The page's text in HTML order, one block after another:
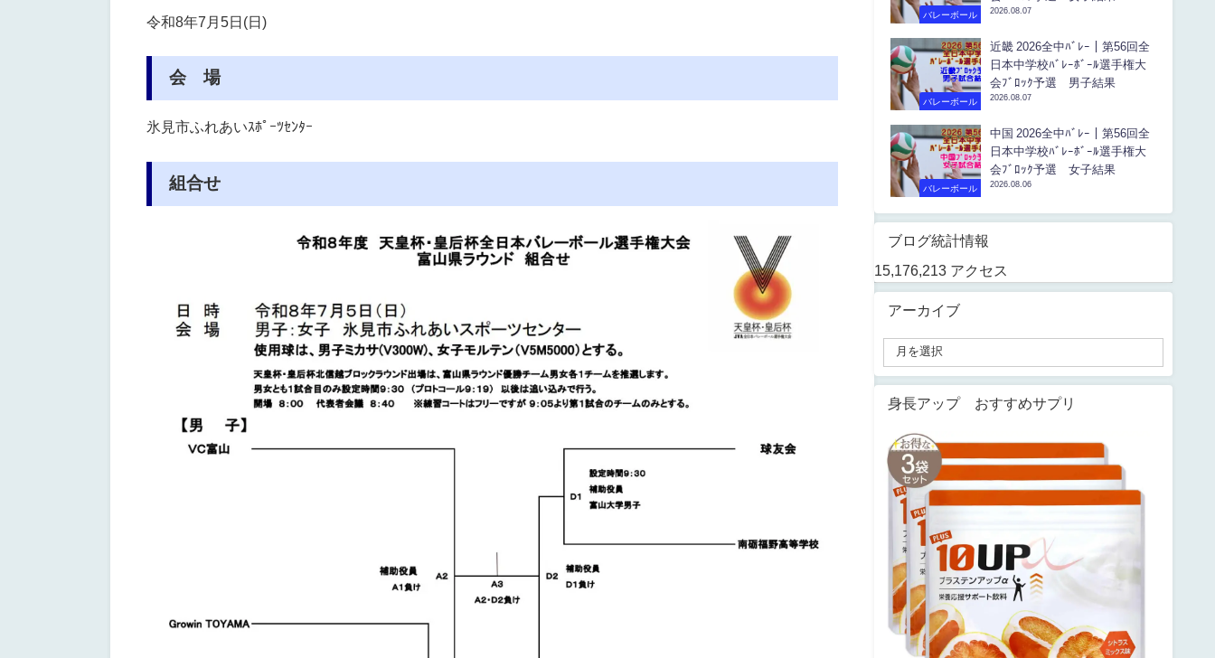
令和8年7月5日(日)
会 場
氷見市ふれあいｽﾎﾟｰﾂｾﾝﾀｰ
組合せ
バレーボール 2026.08.07
バレーボール
近畿 2026全中ﾊﾞﾚｰ｜第56回全
日本中学校ﾊﾞﾚｰﾎﾞｰﾙ選手権大
会ﾌﾞﾛｯｸ予選 男子結果
2026.08.07
バレーボール
中国 2026全中ﾊﾞﾚｰ｜第56回全
日本中学校ﾊﾞﾚｰﾎﾞｰﾙ選手権大
会ﾌﾞﾛｯｸ予選 女子結果
2026.08.06
ブログ統計情報
15,176,213 アクセス
アーカイブ
身長アップ おすすめサプリ